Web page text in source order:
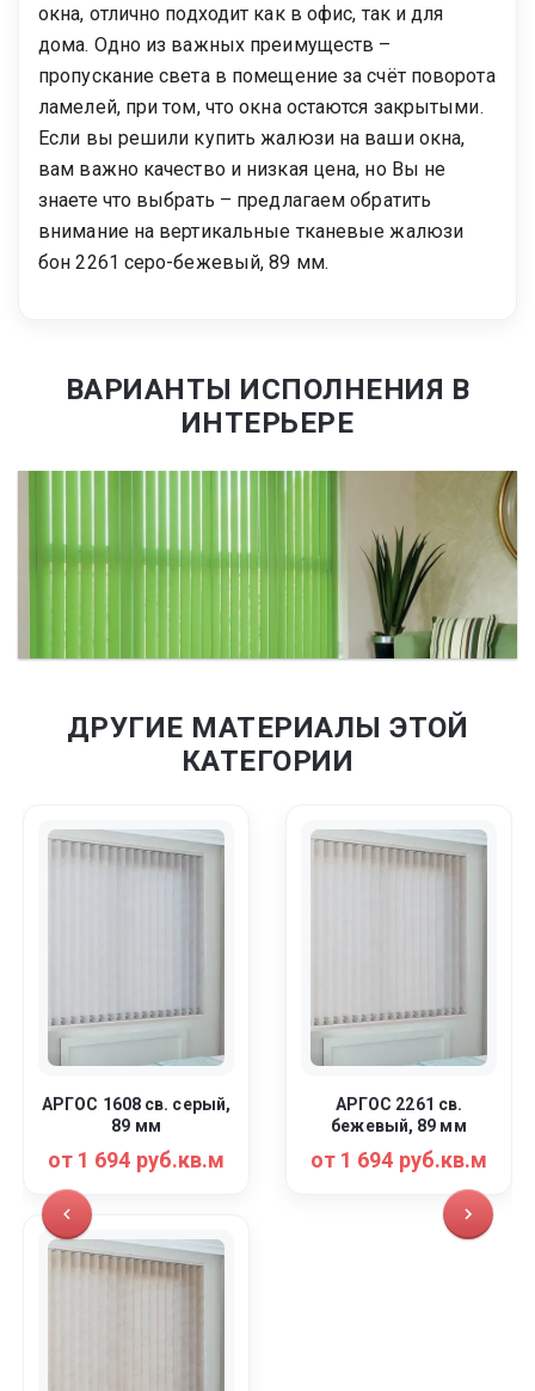
окна, отлично подходит как в офис, так и для
дома. Одно из важных преимуществ –
пропускание света в помещение за счёт поворота
ламелей, при том, что окна остаются закрытыми.
Если вы решили купить жалюзи на ваши окна,
вам важно качество и низкая цена, но Вы не
знаете что выбрать – предлагаем обратить
внимание на вертикальные тканевые жалюзи
бон 2261 серо-бежевый, 89 мм.
ВАРИАНТЫ ИСПОЛНЕНИЯ В
ИНТЕРЬЕРЕ
ДРУГИЕ МАТЕРИАЛЫ ЭТОЙ
КАТЕГОРИИ
АРГОС 1608 св. серый,
89 мм
от 1 694 руб.кв.м
АРГОС 2261 св.
бежевый, 89 мм
от 1 694 руб.кв.м